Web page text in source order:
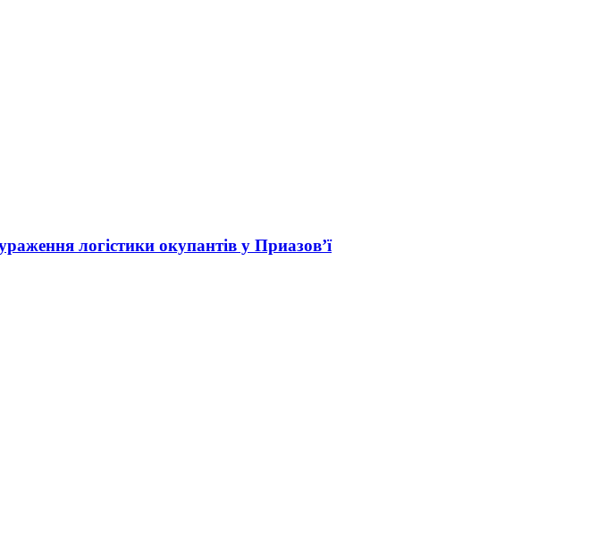
логістики окупантів у Приазов’ї